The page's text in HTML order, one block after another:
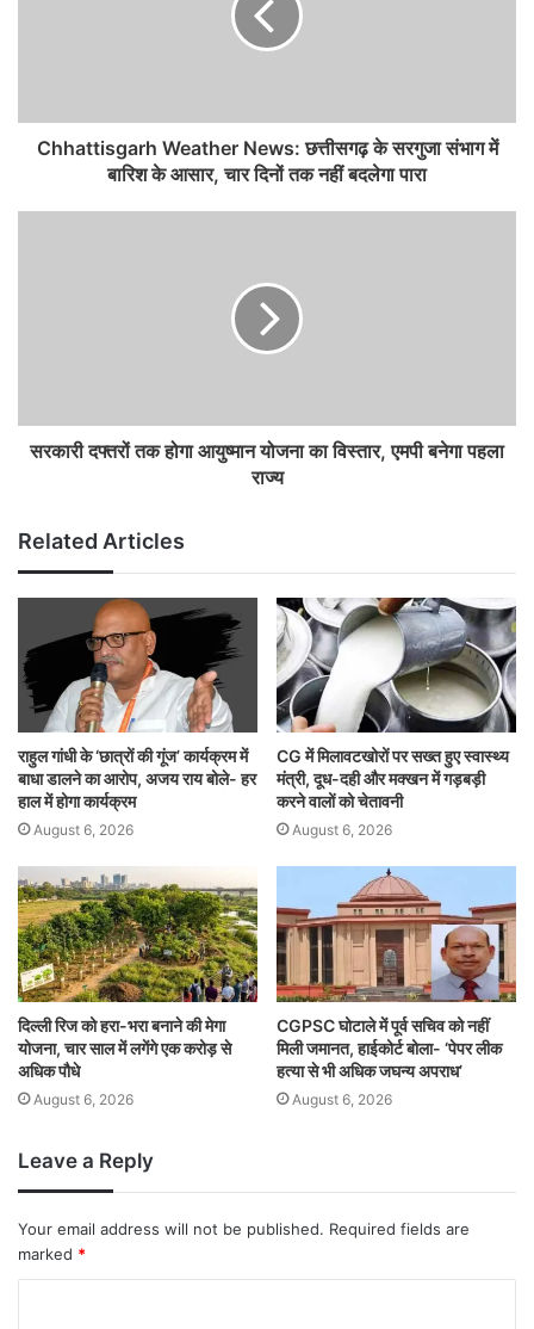
Chhattisgarh Weather News: छत्तीसगढ़ के सरगुजा संभाग में
बारिश के आसार, चार दिनों तक नहीं बदलेगा पारा
सरकारी दफ्तरों तक होगा आयुष्मान योजना का विस्तार, एमपी बनेगा पहला
राज्य
Related Articles
राहुल गांधी के ‘छात्रों की गूंज’ कार्यक्रम में
बाधा डालने का आरोप, अजय राय बोले- हर
हाल में होगा कार्यक्रम
August 6, 2026
CG में मिलावटखोरों पर सख्त हुए स्वास्थ्य
मंत्री, दूध-दही और मक्खन में गड़बड़ी
करने वालों को चेतावनी
August 6, 2026
दिल्ली रिज को हरा-भरा बनाने की मेगा
योजना, चार साल में लगेंगे एक करोड़ से
अधिक पौधे
August 6, 2026
CGPSC घोटाले में पूर्व सचिव को नहीं
मिली जमानत, हाईकोर्ट बोला- ‘पेपर लीक
हत्या से भी अधिक जघन्य अपराध’
August 6, 2026
Leave a Reply
Your email address will not be published. Required fields are
marked *